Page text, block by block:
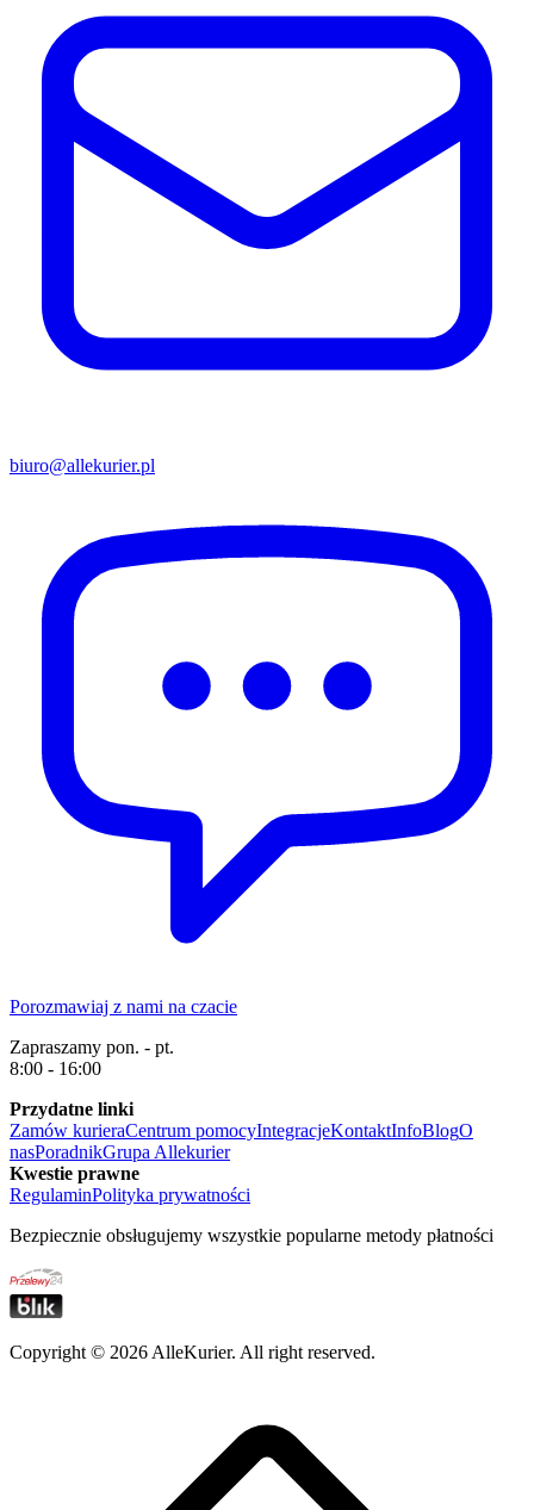
biuro@allekurier.pl
Porozmawiaj z nami na czacie
Zapraszamy pon. - pt.
8:00 - 16:00
Przydatne linki
Zamów kurieraCentrum pomocyIntegracjeKontaktInfoBlogO
nasPoradnikGrupa Allekurier
Kwestie prawne
RegulaminPolityka prywatności
Bezpiecznie obsługujemy wszystkie popularne metody płatności
Copyright © 2026 AlleKurier. All right reserved.